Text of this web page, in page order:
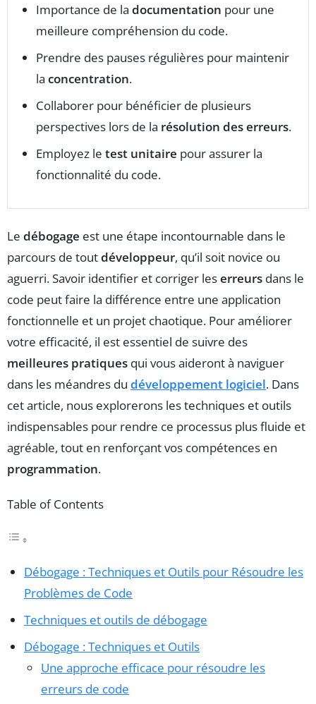
Importance de la documentation pour une
meilleure compréhension du code.
Prendre des pauses régulières pour maintenir
la concentration.
Collaborer pour bénéficier de plusieurs
perspectives lors de la résolution des erreurs.
Employez le test unitaire pour assurer la
fonctionnalité du code.
Le débogage est une étape incontournable dans le
parcours de toutdéveloppeur, qu’il soit novice ou
aguerri. Savoir identifier et corriger leserreurs dans le
code peut faire la différence entre une application
fonctionnelle et un projet chaotique. Pour améliorer
votre efficacité, il est essentiel de suivre des
meilleures pratiques qui vous aideront à naviguer
dans les méandres du développement logiciel. Dans
cet article, nous explorerons les techniques et outils
indispensables pour rendre ce processus plus fluide et
agréable, tout en renforçant vos compétences en
programmation.
Table of Contents
Débogage : Techniques et Outils pour Résoudre les
Problèmes de Code
Techniques et outils de débogage
Débogage : Techniques et Outils
Une approche efficace pour résoudre les
erreurs de code